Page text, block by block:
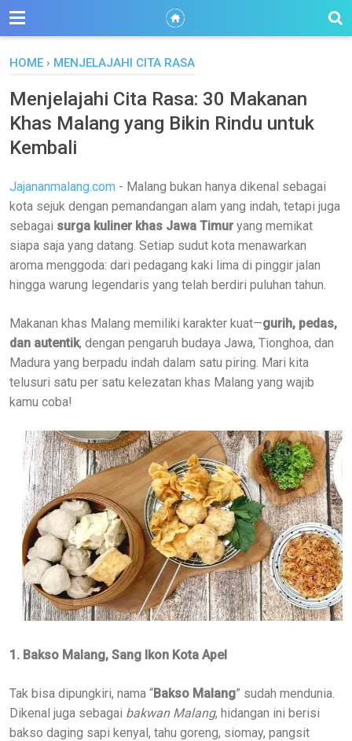
HOME › MENJELAJAHI CITA RASA
Menjelajahi Cita Rasa: 30 Makanan
Khas Malang yang Bikin Rindu untuk
Kembali
Jajananmalang.com - Malang bukan hanya dikenal sebagai
kota sejuk dengan pemandangan alam yang indah, tetapi juga
sebagai surga kuliner khas Jawa Timur yang memikat
siapa saja yang datang. Setiap sudut kota menawarkan
aroma menggoda: dari pedagang kaki lima di pinggir jalan
hingga warung legendaris yang telah berdiri puluhan tahun.
Makanan khas Malang memiliki karakter kuat—gurih, pedas,
dan autentik, dengan pengaruh budaya Jawa, Tionghoa, dan
Madura yang berpadu indah dalam satu piring. Mari kita
telusuri satu per satu kelezatan khas Malang yang wajib
kamu coba!
1. Bakso Malang, Sang Ikon Kota Apel
Tak bisa dipungkiri, nama “Bakso Malang” sudah mendunia.
Dikenal juga sebagai bakwan Malang, hidangan ini berisi
bakso daging sapi kenyal, tahu goreng, siomay, pangsit